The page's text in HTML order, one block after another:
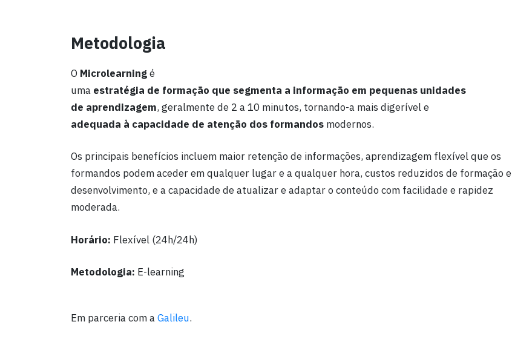
Metodologia
O Microlearningé
uma estratégia de formação que segmenta a informação em pequenas unidades
de aprendizagem, geralmente de 2 a 10 minutos, tornando-a mais digerível e
adequada à capacidade de atenção dos formandos modernos.
Os principais benefícios incluem maior retenção de informações, aprendizagem flexível que os
formandos podem aceder em qualquer lugar e a qualquer hora, custos reduzidos de formação e
desenvolvimento, e a capacidade de atualizar e adaptar o conteúdo com facilidade e rapidez
moderada.
Horário: Flexível (24h/24h)
Metodologia: E-learning
Em parceria com aGalileu.